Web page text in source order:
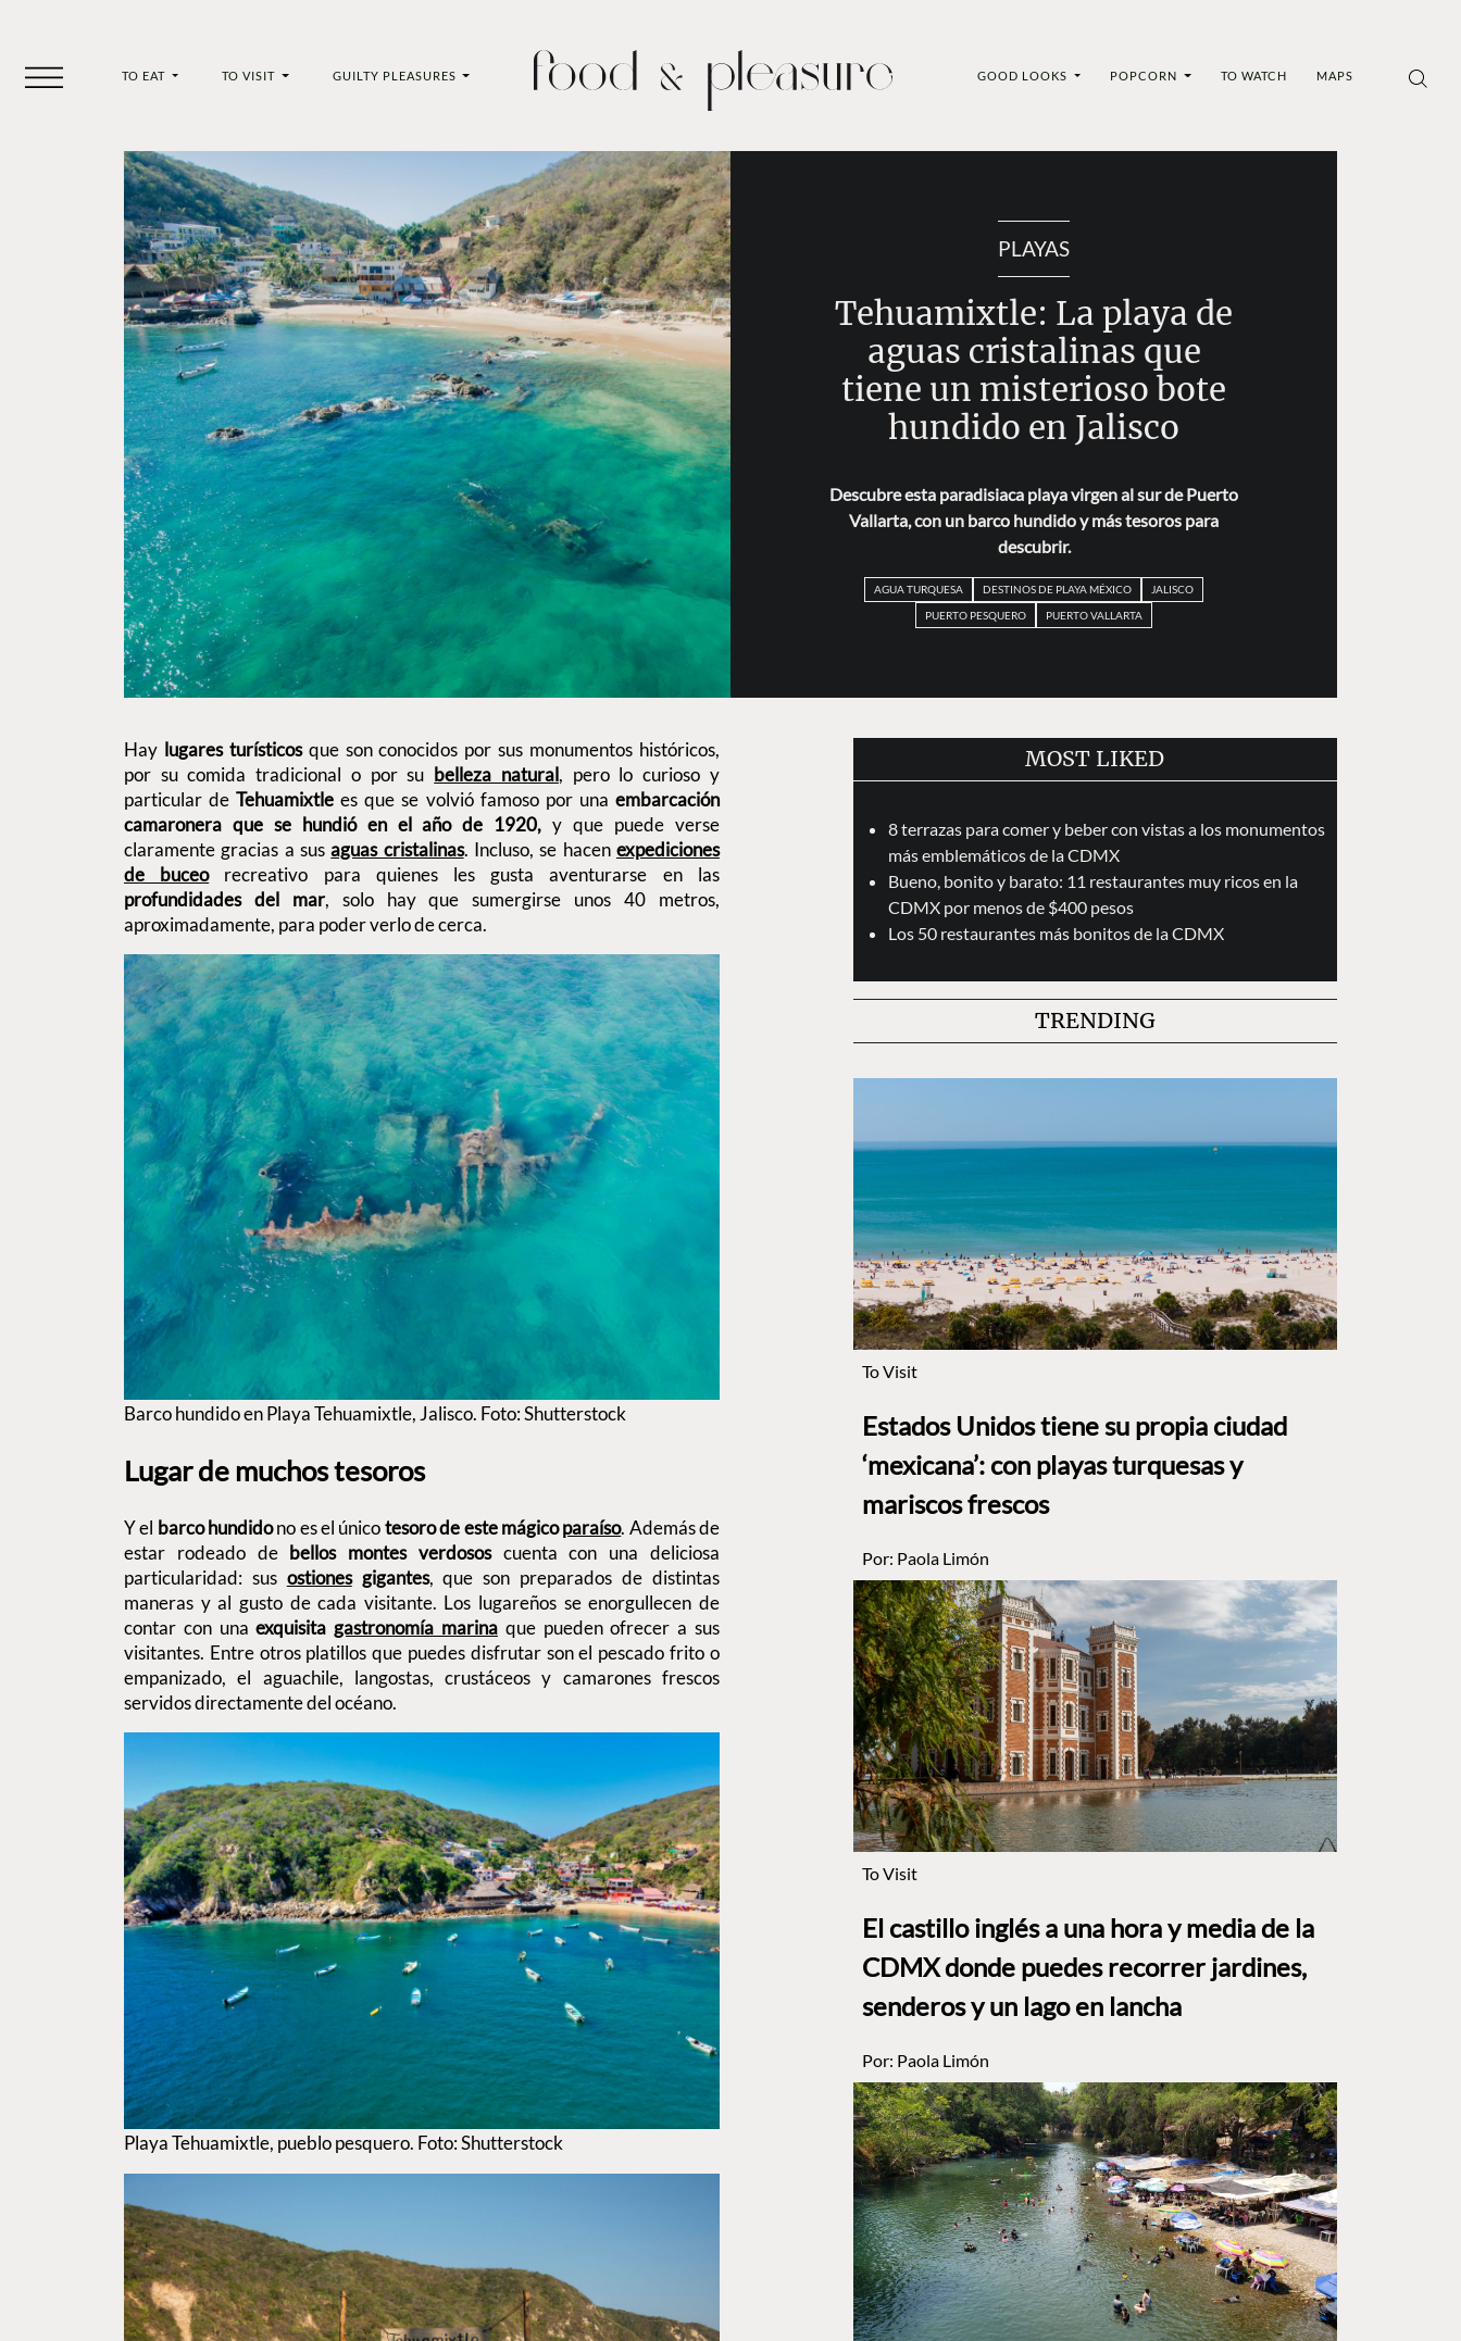
TO EAT TO VISIT GUILTY PLEASURES GOOD LOOKS POPCORN TO WATCH MAPS
PLAYAS
Tehuamixtle: La playa de
aguas cristalinas que
tiene un misterioso bote
hundido en Jalisco
Descubre esta paradisiaca playa virgen al sur de Puerto
Vallarta, con un barco hundido y más tesoros para
descubrir.
AGUA TURQUESA DESTINOS DE PLAYA MÉXICO
JALISCO
PUERTO PESQUERO
PUERTO VALLARTA
Hay lugares turísticosque son conocidos por sus monumentos históricos,
por su comida tradicional o por su belleza natural, pero lo curioso y
particular deTehuamixtle es que se volvió famoso por una embarcación
camaronera que se hundió en el año de 1920, y que puede verse
claramente gracias a susaguas cristalinas. Incluso, se hacen expediciones
de buceorecreativo para quienes les gusta aventurarse en las
profundidades del mar, solo hay que sumergirse unos 40 metros,
aproximadamente, para poder verlo de cerca.
Barco hundido en Playa Tehuamixtle, Jalisco. Foto: Shutterstock
Lugar de muchos tesoros
Y el barco hundidono es el únicotesoro de este mágicoparaíso. Además de
estar rodeado de bellos montes verdososcuenta con una deliciosa
particularidad: sus ostionesgigantes, que son preparados de distintas
maneras y al gusto de cada visitante. Los lugareños se enorgullecen de
contar con unaexquisita gastronomía marinaque pueden ofrecer a sus
visitantes. Entre otros platillos que puedes disfrutar son el pescado frito o
empanizado, el aguachile, langostas, crustáceos y camarones frescos
servidos directamente del océano.
Playa Tehuamixtle, pueblo pesquero. Foto: Shutterstock
MOST LIKED
8 terrazas para comer y beber con vistas a los monumentos
más emblemáticos de la CDMX
Bueno, bonito y barato: 11 restaurantes muy ricos en la
CDMX por menos de $400 pesos
Los 50 restaurantes más bonitos de la CDMX
TRENDING
To Visit
Estados Unidos tiene su propia ciudad
‘mexicana’: con playas turquesas y
mariscos frescos
Por: Paola Limón
To Visit
El castillo inglés a una hora y media de la
CDMX donde puedes recorrer jardines,
senderos y un lago en lancha
Por: Paola Limón